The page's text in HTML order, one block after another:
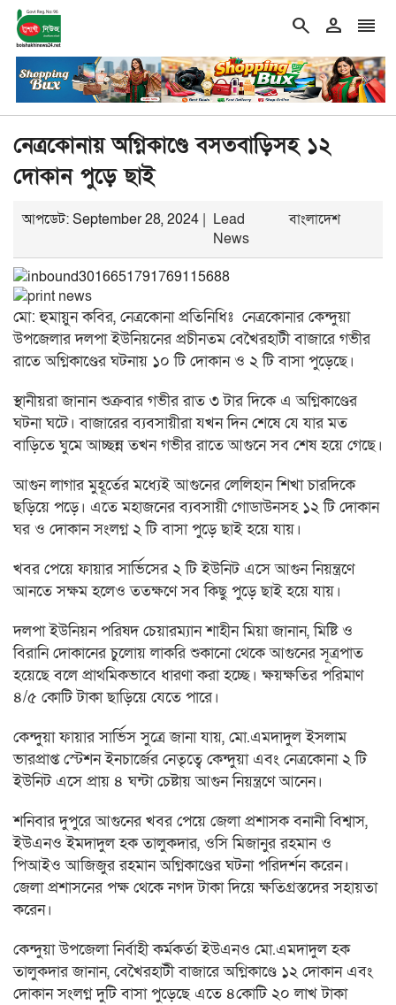
search person reorder
শিরোনাম
ইসলাম double_arrow‘১ দফার ঘোষক নাহিদ ইসলাম, লং মার্চ টু
নেত্রকোনায় অগ্নিকাণ্ডে বসতবাড়িসহ ১২
দোকান পুড়ে ছাই
আপডেট: September 28, 2024 | Lead
News
বাংলাদেশ
মো: হুমায়ুন কবির, নেত্রকোনা প্রতিনিধিঃ নেত্রকোনার কেন্দুয়া
উপজেলার দলপা ইউনিয়নের প্রচীনতম বেখৈরহাটী বাজারে গভীর
রাতে অগ্নিকাণ্ডের ঘটনায় ১০ টি দোকান ও ২ টি বাসা পুড়েছে।
স্থানীয়রা জানান শুক্রবার গভীর রাত ৩ টার দিকে এ অগ্নিকাণ্ডের
ঘটনা ঘটে। বাজারের ব্যবসায়ীরা যখন দিন শেষে যে যার মত
বাড়িতে ঘুমে আচ্ছন্ন তখন গভীর রাতে আগুনে সব শেষ হয়ে গেছে।
আগুন লাগার মুহূর্তের মধ্যেই আগুনের লেলিহান শিখা চারদিকে
ছড়িয়ে পড়ে। এতে মহাজনের ব্যবসায়ী গোডাউনসহ ১২ টি দোকান
ঘর ও দোকান সংলগ্ন ২ টি বাসা পুড়ে ছাই হয়ে যায়।
খবর পেয়ে ফায়ার সার্ভিসের ২ টি ইউনিট এসে আগুন নিয়ন্ত্রণে
আনতে সক্ষম হলেও ততক্ষণে সব কিছু পুড়ে ছাই হয়ে যায়।
দলপা ইউনিয়ন পরিষদ চেয়ারম্যান শাহীন মিয়া জানান, মিষ্টি ও
বিরানি দোকানের চুলোয় লাকরি শুকানো থেকে আগুনের সূত্রপাত
হয়েছে বলে প্রাথমিকভাবে ধারণা করা হচ্ছে। ক্ষয়ক্ষতির পরিমাণ
৪/৫ কোটি টাকা ছাড়িয়ে যেতে পারে।
কেন্দুয়া ফায়ার সার্ভিস সুত্রে জানা যায়, মো.এমদাদুল ইসলাম
ভারপ্রাপ্ত স্টেশন ইনচার্জের নেতৃত্বে কেন্দুয়া এবং নেত্রকোনা ২ টি
ইউনিট এসে প্রায় ৪ ঘন্টা চেষ্টায় আগুন নিয়ন্ত্রণে আনেন।
শনিবার দুপুরে আগুনের খবর পেয়ে জেলা প্রশাসক বনানী বিশ্বাস,
ইউএনও ইমদাদুল হক তালুকদার, ওসি মিজানুর রহমান ও
পিআইও আজিজুর রহমান অগ্নিকাণ্ডের ঘটনা পরিদর্শন করেন।
জেলা প্রশাসনের পক্ষ থেকে নগদ টাকা দিয়ে ক্ষতিগ্রস্তদের সহায়তা
করেন।
কেন্দুয়া উপজেলা নির্বাহী কর্মকর্তা ইউএনও মো.এমদাদুল হক
তালুকদার জানান, বেখৈরহাটী বাজারে অগ্নিকাণ্ডে ১২ দোকান এবং
দোকান সংলগ্ন দুটি বাসা পুড়েছে এতে ৪কোটি ২০ লাখ টাকা